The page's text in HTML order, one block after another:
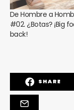
De Hombre a
#02. ¿Botas? ¡Big
back!
SHARE